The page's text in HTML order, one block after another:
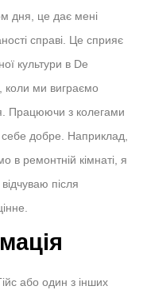
дня, це дає мені
справі. Це сприяє
культури в De
коли ми виграємо
Працюючи з колегами
добре. Наприклад,
в ремонтній кімнаті, я
після
або один з інших